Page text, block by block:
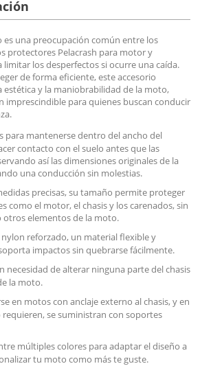
es una preocupación común entre los
protectores Pelacrash para motor y
limitar los desperfectos si ocurre una caída.
de forma eficiente, este accesorio
estética y la maniobrabilidad de la moto,
imprescindible para quienes buscan conducir
para mantenerse dentro del ancho del
contacto con el suelo antes que las
así las dimensiones originales de la
una conducción sin molestias.
precisas, su tamaño permite proteger
como el motor, el chasis y los carenados, sin
otros elementos de la moto.
reforzado, un material flexible y
impactos sin quebrarse fácilmente.
necesidad de alterar ninguna parte del chasis
la moto.
en motos con anclaje externo al chasis, y en
se suministran con soportes
múltiples colores para adaptar el diseño a
tu moto como más te guste.